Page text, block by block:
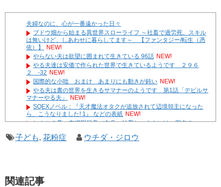
夫婦なのに、心が一番遠かった日々
ブドウ畑から始まる異世界スローライフ ～社畜で過労死、スキル
は無いけど、しあわせに暮らしてます～ 【ファンタジー/転生（憑
依）】
NEW!
やらない夫は欲望に囲まれて生きている 96話 NEW!
やる夫達は安価で作られた世界で生きているようです ２９６
２ -32 NEW!
国際的な小咄 おまけ あまりにも動きが鈍い NEW!
やる夫は裏の世界を生きるサマナーのようです 第1話「デビルサ
マナーやる夫」
NEW!
SQEXノベル：『天才魔法オタクが追放されて辺境領主になった
ら、こうなりました! 1』 などの表紙 NEW!
ヒカルの碁：奈瀬明日美（中身：社畜おっさん）は、脳内の
ブロリーはハーレム王な海賊王を目指すそうです 第5話
子ども, 花粉症 ウチダ・ジロウ
関連記事